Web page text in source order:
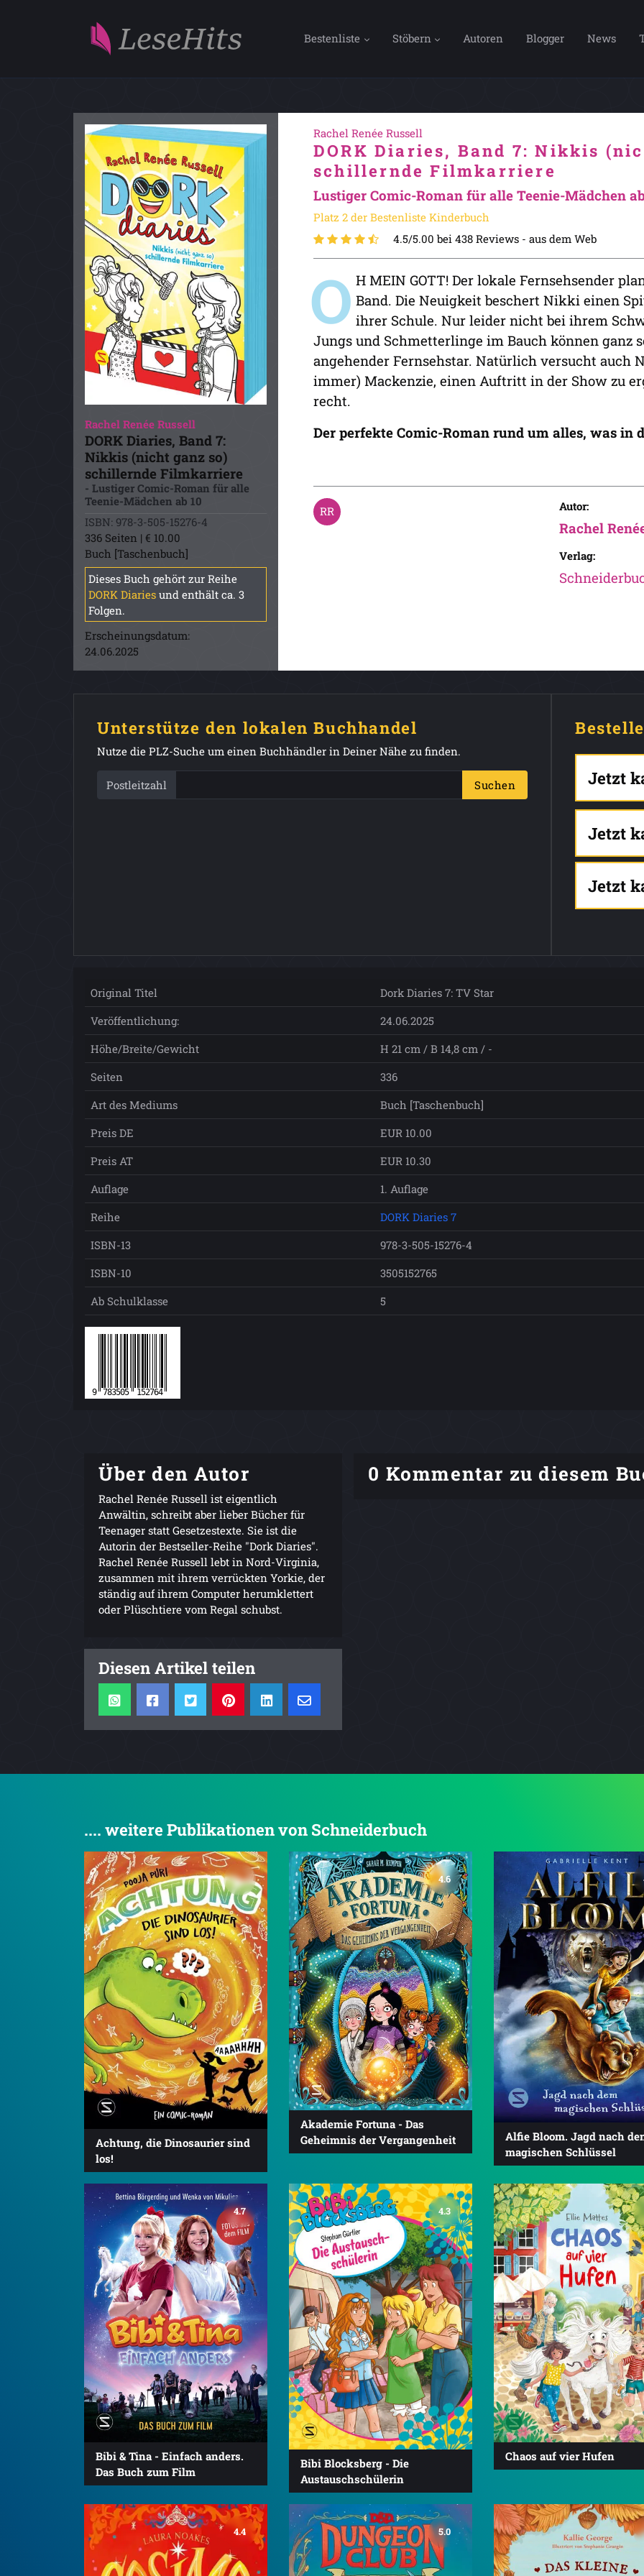
Bestenliste Stöbern Autoren Blogger News
Rachel Renée Russell
DORK Diaries, Band 7:
Nikkis (nicht ganz so)
schillernde Filmkarriere
- Lustiger Comic-Roman für alle
Teenie-Mädchen ab 10
ISBN: 978-3-505-15276-4
336 Seiten | € 10.00
Buch [Taschenbuch]
Dieses Buch gehört zur Reihe
DORK Diaries und enthält ca. 3
Folgen.
Erscheinungsdatum:
24.06.2025
Rachel Renée Russell
DORK Diaries, Band 7: Nikkis
schillernde Filmkarriere
Lustiger Comic-Roman für alle Teenie-Mädchen
Platz 2 der Bestenliste Kinderbuch
4.5/5.00 bei 438 Reviews - aus dem Web
O H MEIN GOTT! Der lokale Fernsehsender
Band. Die Neuigkeit beschert Nikki einen
ihrer Schule. Nur leider nicht bei ihrem
Jungs und Schmetterlinge im Bauch können ganz
angehender Fernsehstar. Natürlich versucht auch
immer) Mackenzie, einen Auftritt in der Show zu
recht.
Der perfekte Comic-Roman rund um alles, was in
Autor:
Rachel
Verlag:
Unterstütze den lokalen Buchhandel
Nutze die PLZ-Suche um einen Buchhändler in Deiner Nähe zu finden.
Postleitzahl Suchen Jetzt
Jetzt
Jetzt
Original Titel
Dork Diaries 7: TV Star
Veröffentlichung:
24.06.2025
Höhe/Breite/Gewicht
H 21 cm / B 14,8 cm / -
Seiten
336
Art des Mediums
Buch [Taschenbuch]
Preis DE
EUR 10.00
Preis AT
EUR 10.30
Auflage
1. Auflage
Reihe
DORK Diaries 7
ISBN-13
978-3-505-15276-4
ISBN-10
3505152765
Ab Schulklasse
5
Über den Autor
Rachel Renée Russell ist eigentlich
Anwältin, schreibt aber lieber Bücher für
Teenager statt Gesetzestexte. Sie ist die
Autorin der Bestseller-Reihe "Dork Diaries".
Rachel Renée Russell lebt in Nord-Virginia,
zusammen mit ihrem verrückten Yorkie, der
ständig auf ihrem Computer herumklettert
oder Plüschtiere vom Regal schubst.
Diesen Artikel teilen
0 Kommentar zu diesem
.... weitere Publikationen von Schneiderbuch
Achtung, die Dinosaurier sind
los!
4.6
Akademie Fortuna - Das
Geheimnis der Vergangenheit
Alfie Bloom. Jagd nach
magischen Schlüssel
4.7
Bibi & Tina - Einfach anders.
Das Buch zum Film
4.3
Bibi Blocksberg - Die
Austauschschülerin
Chaos auf vier Hufen
4.4 5.0